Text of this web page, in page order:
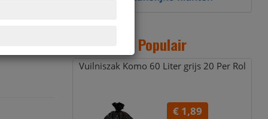
Populair
Vuilniszak Komo 60 Liter grijs 20 Per Rol
€ 1,89